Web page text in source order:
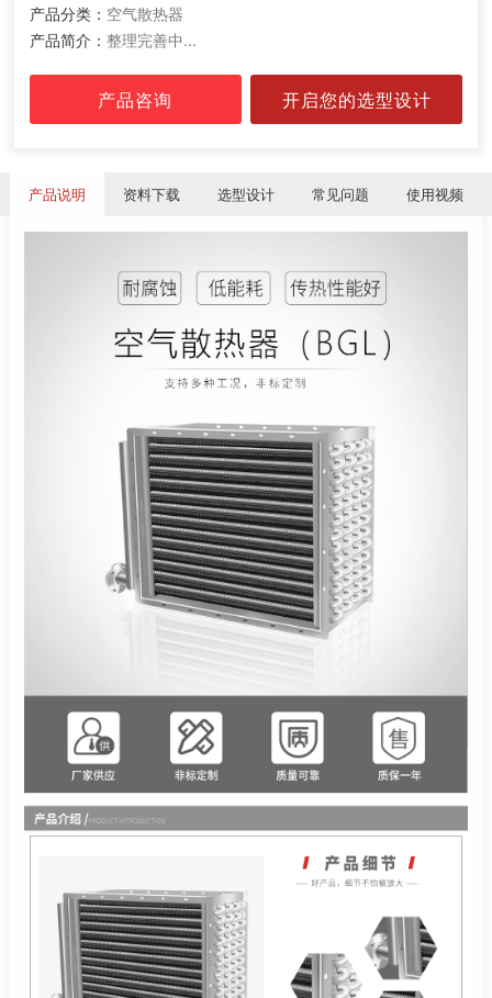
产品分类： 空气散热器
产品简介： 整理完善中...
产品咨询 开启您的选型设计
产品说明 资料下载 选型设计 常见问题 使用视频